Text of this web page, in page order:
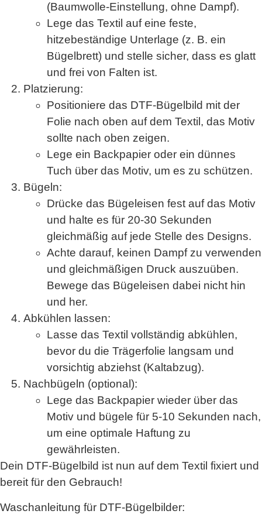
(Baumwolle-Einstellung, ohne Dampf).
Lege das Textil auf eine feste,
hitzebeständige Unterlage (z. B. ein
Bügelbrett) und stelle sicher, dass es glatt
und frei von Falten ist.
Platzierung:
Positioniere das DTF-Bügelbild mit der
Folie nach oben auf dem Textil, das Motiv
sollte nach oben zeigen.
Lege ein Backpapier oder ein dünnes
Tuch über das Motiv, um es zu schützen.
Bügeln:
Drücke das Bügeleisen fest auf das Motiv
und halte es für 20-30 Sekunden
gleichmäßig auf jede Stelle des Designs.
Achte darauf, keinen Dampf zu verwenden
und gleichmäßigen Druck auszuüben.
Bewege das Bügeleisen dabei nicht hin
und her.
Abkühlen lassen:
Lasse das Textil vollständig abkühlen,
bevor du die Trägerfolie langsam und
vorsichtig abziehst (Kaltabzug).
Nachbügeln (optional):
Lege das Backpapier wieder über das
Motiv und bügele für 5-10 Sekunden nach,
um eine optimale Haftung zu
gewährleisten.
Dein DTF-Bügelbild ist nun auf dem Textil fixiert und
bereit für den Gebrauch!
Waschanleitung für DTF-Bügelbilder: